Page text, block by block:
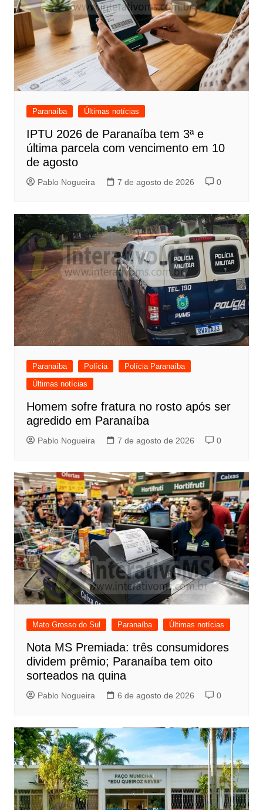
Paranaíba Últimas notícias
IPTU 2026 de Paranaíba tem 3ª e
última parcela com vencimento em 10
de agosto
Pablo Nogueira 7 de agosto de 2026 0
Paranaíba Polícia
Polícia Paranaíba
Últimas notícias
Homem sofre fratura no rosto após ser
agredido em Paranaíba
Pablo Nogueira 7 de agosto de 2026 0
Mato Grosso do Sul Paranaíba Últimas notícias
Nota MS Premiada: três consumidores
dividem prêmio; Paranaíba tem oito
sorteados na quina
Pablo Nogueira 6 de agosto de 2026 0